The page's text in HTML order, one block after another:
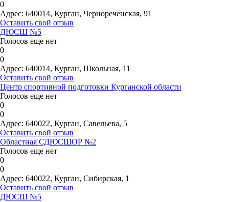
0
Адрес: 640014, Курган, Чернореченская, 91
Оставить свой отзыв
ДЮСШ №5
Голосов еще нет
0
0
Адрес: 640014, Курган, Школьная, 11
Оставить свой отзыв
Центр спортивной подготовки Курганской области
Голосов еще нет
0
0
Адрес: 640022, Курган, Савельева, 5
Оставить свой отзыв
Областная СДЮСШОР №2
Голосов еще нет
0
0
Адрес: 640022, Курган, Сибирская, 1
Оставить свой отзыв
ДЮСШ №5